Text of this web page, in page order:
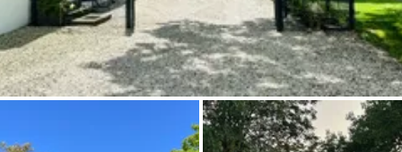
Devenir hôte·sse
Emplacements
Hébergements